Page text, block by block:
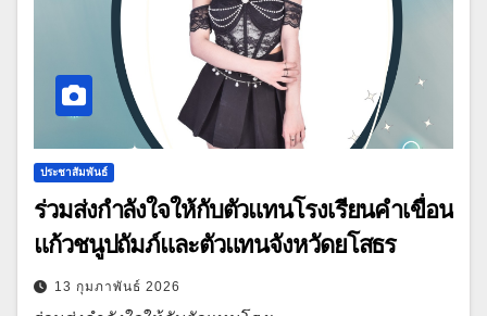
ประชาสัมพันธ์
ร่วมส่งกำลังใจให้กับตัวแทนโรงเรียนคำเขื่อน
แก้วชนูปถัมภ์และตัวแทนจังหวัดยโสธร
13 กุมภาพันธ์ 2026